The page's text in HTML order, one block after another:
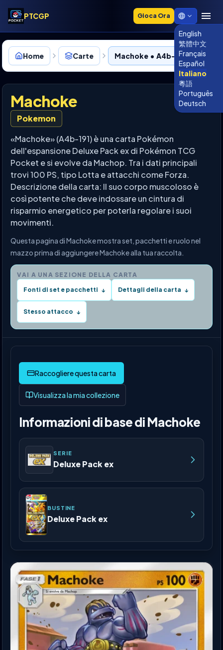
PTCGP Gioca Ora
English
繁體中文
Français
Español
Italiano
粵語
Português
Deutsch
Home Carte Machoke • A4b-191
Machoke
Pokemon
«Machoke» (A4b-191) è una carta Pokémon
dell'espansione Deluxe Pack ex di Pokémon TCG
Pocket e si evolve da Machop. Tra i dati principali
trovi 100 PS, tipo Lotta e attacchi come Forza.
Descrizione della carta: Il suo corpo muscoloso è
così potente che deve indossare un cintura di
risparmio energetico per poterla regolare i suoi
movimenti.
Questa pagina di Machoke mostra set, pacchetti e ruolo nel
mazzo prima di aggiungere Machoke alla tua raccolta.
VAI A UNA SEZIONE DELLA CARTA
Fonti di set e pacchetti ↓ Dettagli della carta ↓
Stesso attacco ↓
Visualizza la mia collezione
Informazioni di base di Machoke
SERIE
Deluxe Pack ex
BUSTINE
Deluxe Pack ex